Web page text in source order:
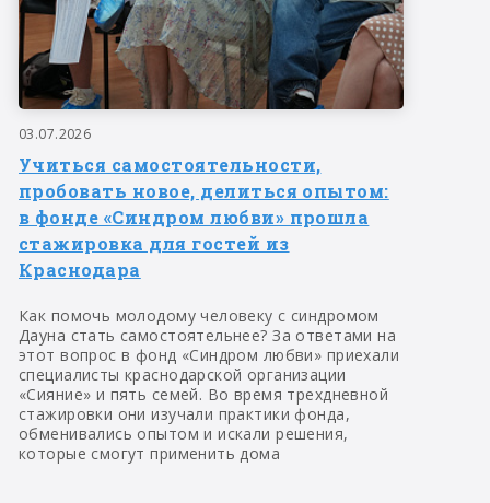
03.07.2026
Учиться самостоятельности,
пробовать новое, делиться опытом:
в фонде «Синдром любви» прошла
стажировка для гостей из
Краснодара
Как помочь молодому человеку с синдромом
Дауна стать самостоятельнее? За ответами на
этот вопрос в фонд «Синдром любви» приехали
специалисты краснодарской организации
«Сияние» и пять семей. Во время трехдневной
стажировки они изучали практики фонда,
обменивались опытом и искали решения,
которые смогут применить дома